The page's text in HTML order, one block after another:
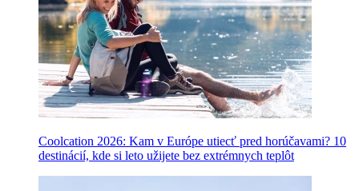
Coolcation 2026: Kam v Európe utiecť pred horúčavami? 10
destinácií, kde si leto užijete bez extrémnych teplôt